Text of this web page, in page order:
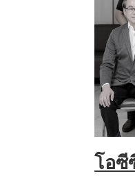
โอซี